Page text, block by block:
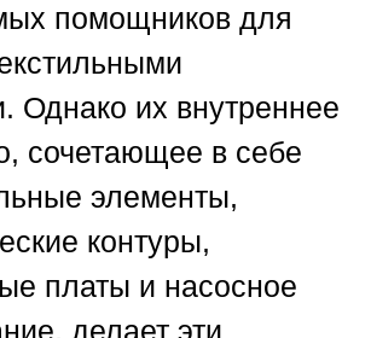
помощников для
Однако их внутреннее
сочетающее в себе
элементы,
контуры,
платы и насосное
делает эти